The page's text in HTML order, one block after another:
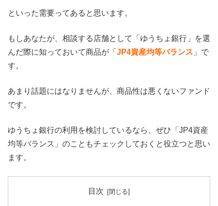
といった需要ってあると思います。
もしあなたが、相談する店舗として「ゆうちょ銀行」を選
んだ際に知っておいて商品が「 JP4資産均等バランス 」で
す。
あまり話題にはなりませんが、商品性は悪くないファンド
です。
ゆうちょ銀行の利用を検討しているなら、ぜひ「JP4資産
均等バランス」のこともチェックしておくと役立つと思い
ます。
目次